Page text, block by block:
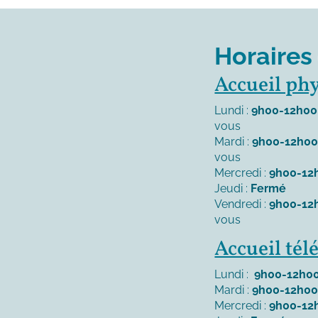
Accueil
Lundi :9h00-12h00
vous
Mardi :9h00-12h00
vous
Mercredi :9h00-
Jeudi : Fermé
Vendredi :9h00-
vous
Accueil
Lundi :9h00-
Mardi :9h00-
Mercredi :9h00-